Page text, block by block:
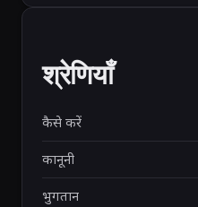
श्रेणियाँ
कैसे करें
कानूनी
भुगतान